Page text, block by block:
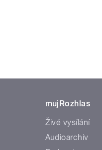
mujRozhlas
Živé vysílání
Audioarchiv